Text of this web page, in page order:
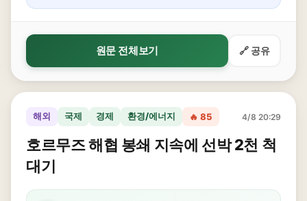
원문 전체보기 🔗 공유
해외 국제 경제 환경/에너지 🔥 85 4/8 20:29
호르무즈 해협 봉쇄 지속에 선박 2천 척
대기